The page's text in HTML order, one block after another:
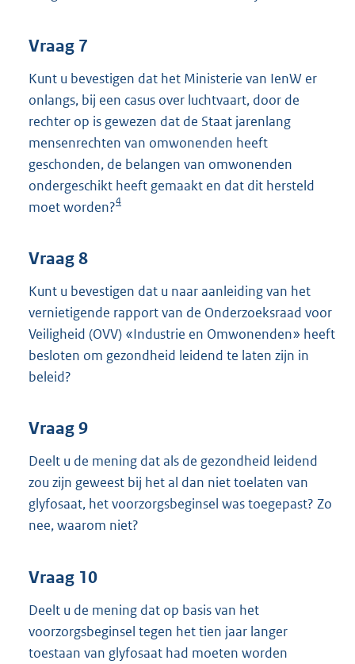
Vraag 7
Kunt u bevestigen dat het Ministerie van IenW er
onlangs, bij een casus over luchtvaart, door de
rechter op is gewezen dat de Staat jarenlang
mensenrechten van omwonenden heeft
geschonden, de belangen van omwonenden
ondergeschikt heeft gemaakt en dat dit hersteld
moet worden?4
Vraag 8
Kunt u bevestigen dat u naar aanleiding van het
vernietigende rapport van de Onderzoeksraad voor
Veiligheid (OVV) «Industrie en Omwonenden» heeft
besloten om gezondheid leidend te laten zijn in
beleid?
Vraag 9
Deelt u de mening dat als de gezondheid leidend
zou zijn geweest bij het al dan niet toelaten van
glyfosaat, het voorzorgsbeginsel was toegepast? Zo
nee, waarom niet?
Vraag 10
Deelt u de mening dat op basis van het
voorzorgsbeginsel tegen het tien jaar langer
toestaan van glyfosaat had moeten worden